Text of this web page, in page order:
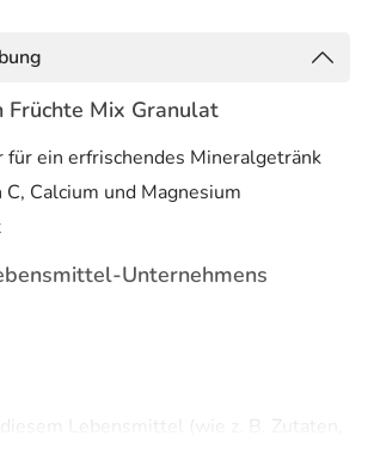
Früchte Mix Granulat
für ein erfrischendes Mineralgetränk
Calcium und Magnesium
Unternehmens
Lebensmittel (wie z. B. Zutaten,